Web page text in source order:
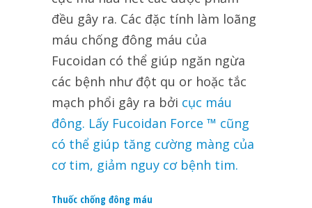
đều gây ra. Các đặc tính làm loãng
máu chống đông máu của
Fucoidan có thể giúp ngăn ngừa
các bệnh như đột qu or hoặc tắc
mạch phổi gây ra bởi cục máu
đông. Lấy Fucoidan Force ™ cũng
có thể giúp tăng cường màng của
cơ tim, giảm nguy cơ bệnh tim.
Thuốc chống đông máu